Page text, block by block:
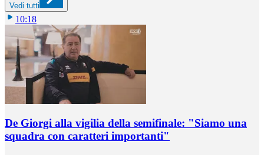
Vedi tutti
10:18
De Giorgi alla vigilia della semifinale: "Siamo una
squadra con caratteri importanti"